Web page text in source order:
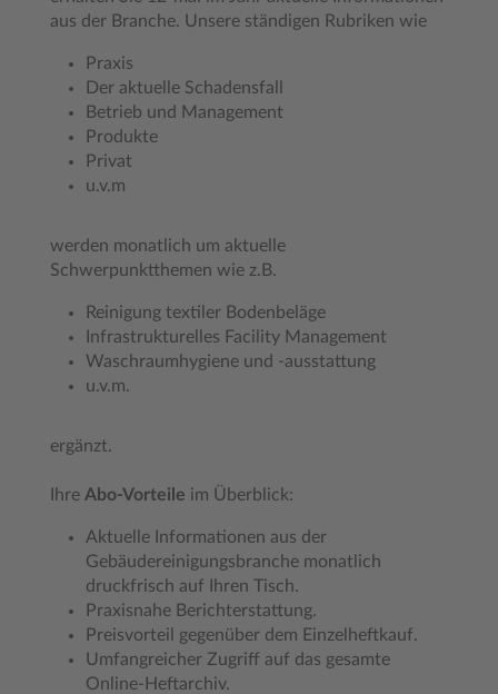
aus der Branche. Unsere ständigen Rubriken wie
Praxis
Der aktuelle Schadensfall
Betrieb und Management
Produkte
Privat
u.v.m
werden monatlich um aktuelle
Schwerpunktthemen wie z.B.
Reinigung textiler Bodenbeläge
Infrastrukturelles Facility Management
Waschraumhygiene und -ausstattung
u.v.m.
ergänzt.
Ihre Abo-Vorteile im Überblick:
Aktuelle Informationen aus der
Gebäudereinigungsbranche monatlich
druckfrisch auf Ihren Tisch.
Praxisnahe Berichterstattung.
Preisvorteil gegenüber dem Einzelheftkauf.
Umfangreicher Zugriff auf das gesamte
Online-Heftarchiv.